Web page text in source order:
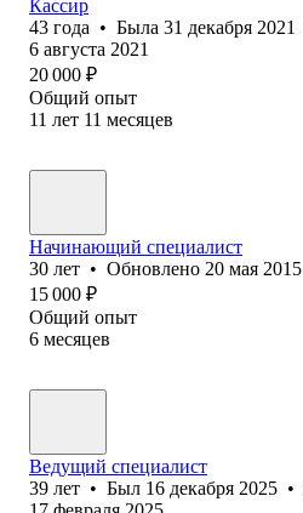
Кассир
43 года • Была 31 декабря 2021
6 августа 2021
20 000 ₽
Общий опыт
11 лет 11 месяцев
Начинающий специалист
30 лет • Обновлено 20 мая 2015
15 000 ₽
Общий опыт
6 месяцев
Ведущий специалист
39 лет • Был 16 декабря 2025 •